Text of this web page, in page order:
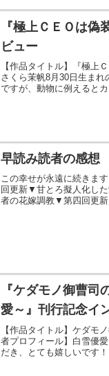
『極上ＣＥＯは
ビュー
【作品タイトル】『極上
さくら茉帆8月30日生まれ
ですが、動物に例えると
早読み読者の感
この幸せが永遠に続きま
回更新▼甘とろ擬人化し
者の花嫁調教▼第四回更
『ケダモノ御曹
愛～』刊行記念イ
【作品タイトル】ケダモ
者プロフィール】白雪優
だき、とても嬉しいです